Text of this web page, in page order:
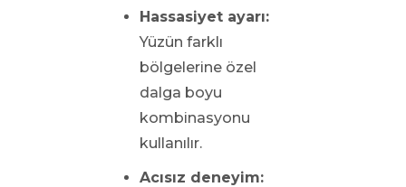
Hassasiyet ayarı:
Yüzün farklı
bölgelerine özel
dalga boyu
kombinasyonu
kullanılır.
Acısız deneyim: